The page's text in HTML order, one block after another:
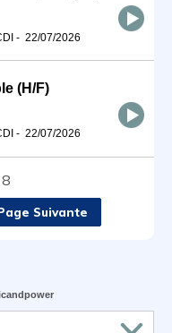
- 22/07/2026
(H/F)
- 22/07/2026
Suivante